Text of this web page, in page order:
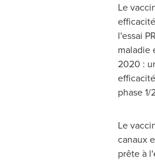
Le
l'essai
maladie
2020 :
phase
Le
canaux
prête à